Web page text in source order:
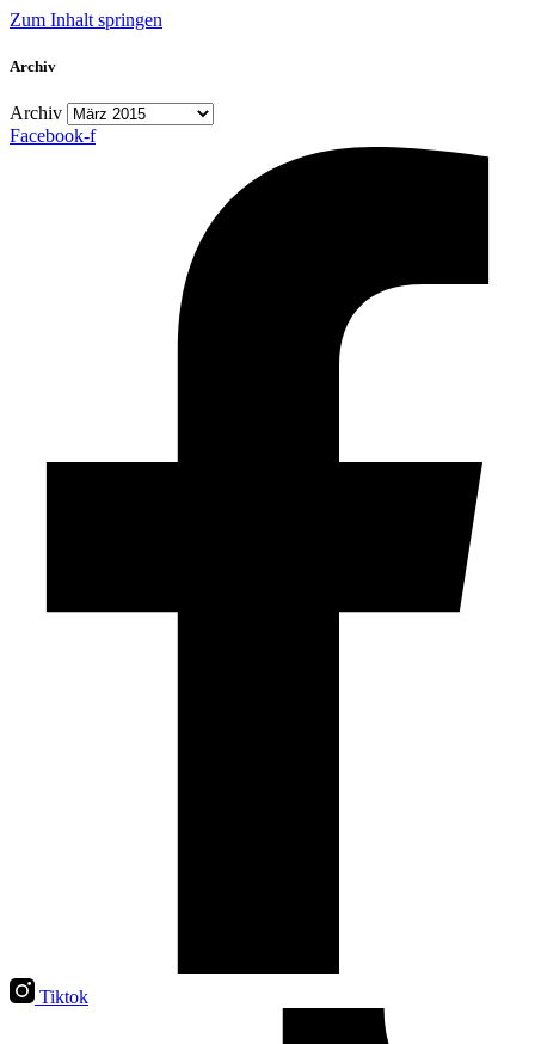
Zum Inhalt springen
Archiv
Archiv
Facebook-f
Tiktok